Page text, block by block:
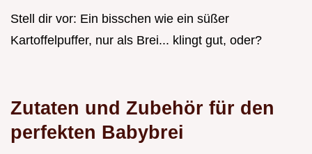
Stell dir vor: Ein bisschen wie ein süßer
Kartoffelpuffer, nur als Brei... klingt gut, oder?
Zutaten und Zubehör für den
perfekten Babybrei